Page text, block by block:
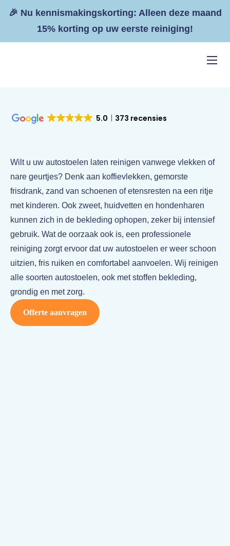
🎉 Nu kennismakingskorting: Alleen deze maand
15% korting op uw eerste reiniging!
Resultaten
Zakelijk
Contact
5.0 373 recensies
Wilt u uw autostoelen laten reinigen vanwege vlekken of
nare geurtjes? Denk aan koffievlekken, gemorste
frisdrank, zand van schoenen of etensresten na een ritje
met kinderen. Ook zweet, huidvetten en hondenharen
kunnen zich in de bekleding ophopen, zeker bij intensief
gebruik. Wat de oorzaak ook is, een professionele
reiniging zorgt ervoor dat uw autostoelen er weer schoon
uitzien, fris ruiken en comfortabel aanvoelen. Wij reinigen
alle soorten autostoelen, ook met stoffen bekleding,
grondig en met zorg.
Offerte aanvragen